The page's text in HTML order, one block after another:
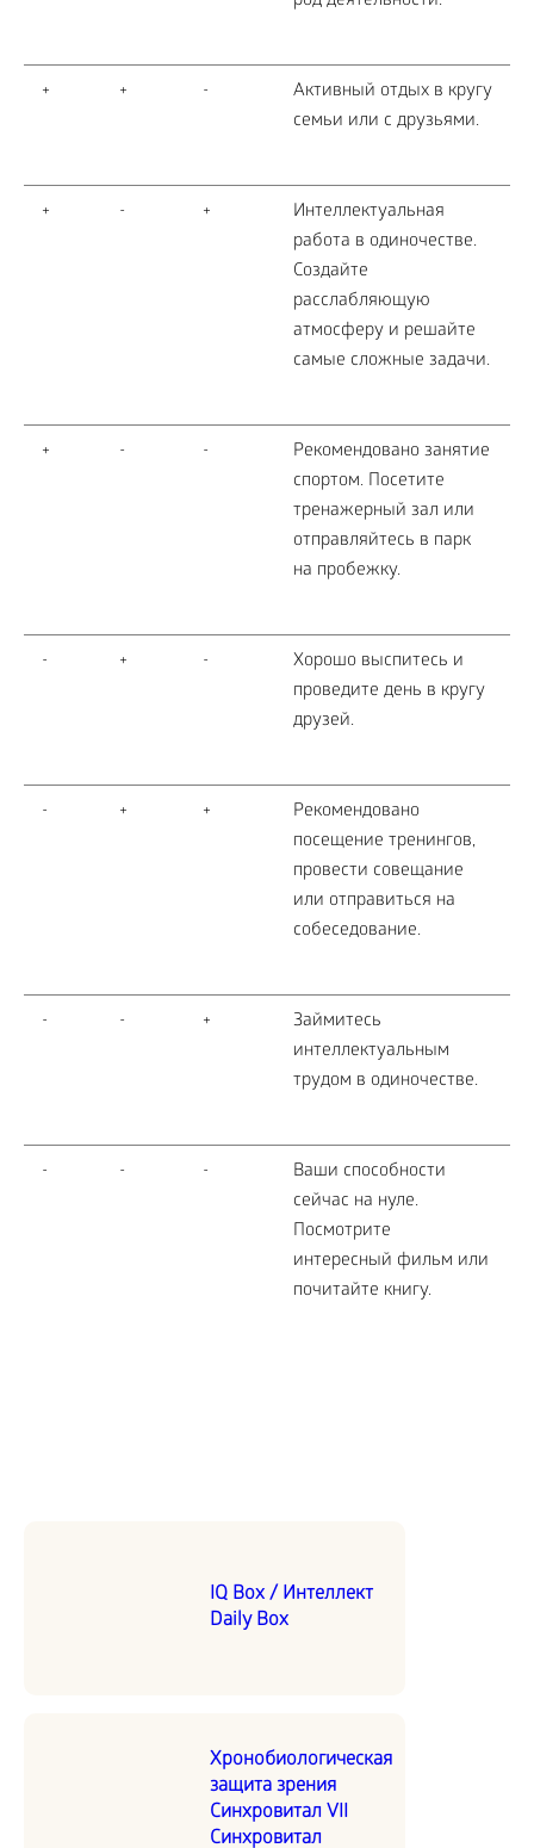
+ + -
Активный отдых в кругу
семьи или с друзьями.
+ - +
Интеллектуальная
работа в одиночестве.
Создайте
расслабляющую
атмосферу и решайте
самые сложные задачи.
+ - -
Рекомендовано занятие
спортом. Посетите
тренажерный зал или
отправляйтесь в парк
на пробежку.
- + -
Хорошо выспитесь и
проведите день в кругу
друзей.
- + +
Рекомендовано
посещение тренингов,
провести совещание
или отправиться на
собеседование.
- - +
Займитесь
интеллектуальным
трудом в одиночестве.
- - -
Ваши способности
сейчас на нуле.
Посмотрите
интересный фильм или
почитайте книгу.
IQ Box / Интеллект
Daily Box
Хронобиологическая
защита зрения
Синхровитал VII
Синхровитал